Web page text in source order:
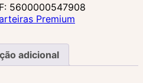
5600000547908
Premium
adicional